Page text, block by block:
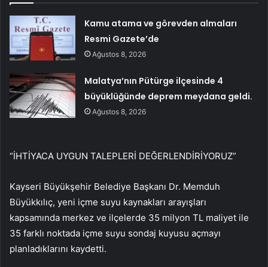
Kamu atama ve görevden almaları
Resmi Gazete’de
Ağustos 8, 2026
Malatya’nın Pütürge ilçesinde 4
büyüklüğünde deprem meydana geldi.
Ağustos 8, 2026
“İHTİYACA UYGUN TALEPLERİ DEĞERLENDİRİYORUZ”
Kayseri Büyükşehir Belediye Başkanı Dr. Memduh
Büyükkılıç, yeni içme suyu kaynakları arayışları
kapsamında merkez ve ilçelerde 35 milyon TL maliyet ile
35 farklı noktada içme suyu sondaj kuyusu açmayı
planladıklarını kaydetti.